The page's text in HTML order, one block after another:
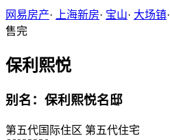
网易房产· 上海新房· 宝山· 大场镇·
售完
保利熙悦
别名：保利熙悦名邸
第五代国际住区 第五代住宅